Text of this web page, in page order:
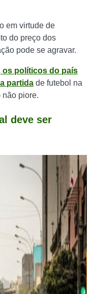
em virtude de
do preço dos
pode se agravar.
os políticos do país
partida de futebol na
não piore.
deve ser